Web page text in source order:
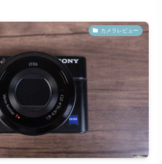
カメラレビュー